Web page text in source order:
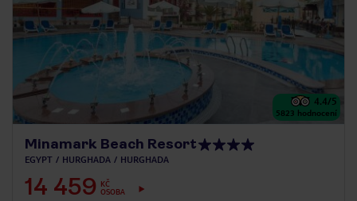
4.4/5
5823 hodnocení
Minamark Beach Resort
EGYPT HURGHADA HURGHADA
14 459
KČ
OSOBA